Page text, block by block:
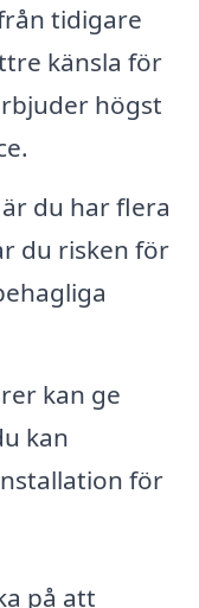
tidigare
känsla för
högst
du har flera
du risken för
kan ge
kan
för
på att